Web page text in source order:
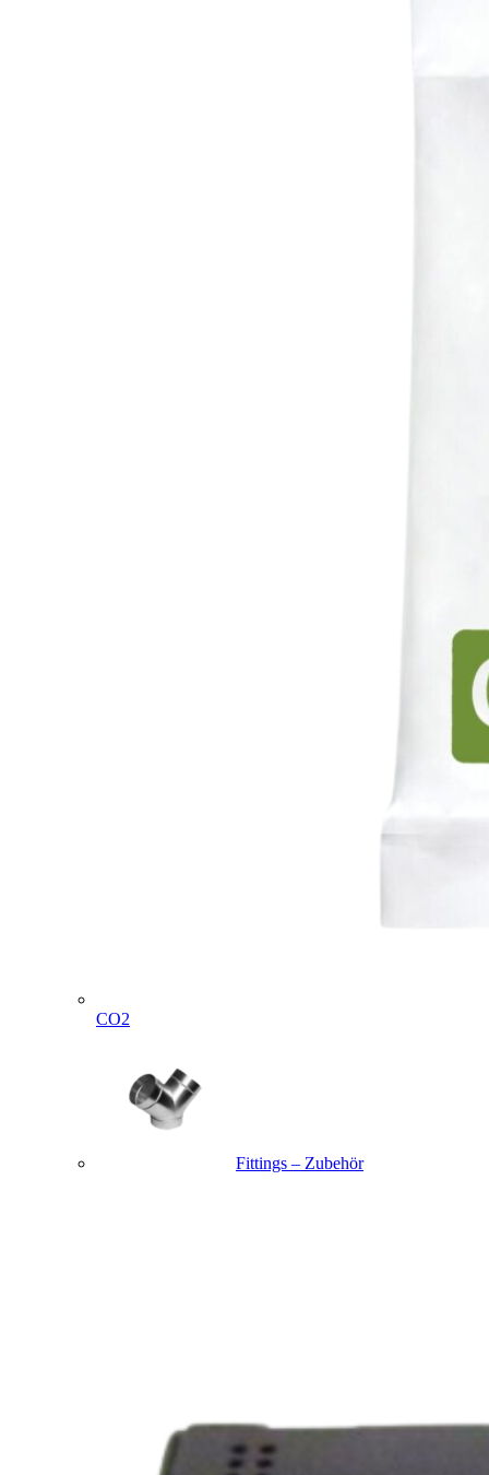
CO2
Fittings – Zubehör